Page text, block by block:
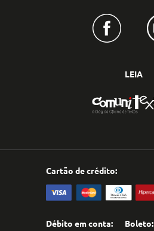
LEIA
Cartão de crédito:
Débito em conta: Boleto: